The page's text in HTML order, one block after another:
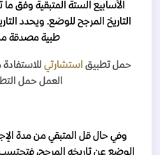
الأسابيع الستة المتبقية وفق ما
التاريخ المرجح للوضع. ويحدد
طبية مصدقة
حمل تطبيق استشارتي
العمل حمل
وفي حال قل المتبقي من مدة
الوضع عن تاريخه المرجح، فتحتسب